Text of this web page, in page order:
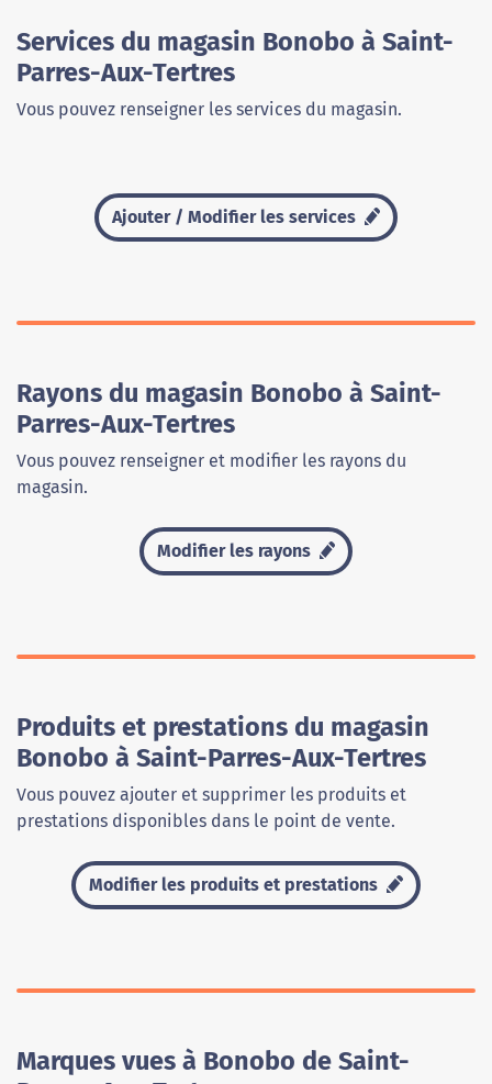
Services du magasin Bonobo à Saint-
Parres-Aux-Tertres
Vous pouvez renseigner les services du magasin.
Ajouter / Modifier les services
Rayons du magasin Bonobo à Saint-
Parres-Aux-Tertres
Vous pouvez renseigner et modifier les rayons du
magasin.
Modifier les rayons
Produits et prestations du magasin
Bonobo à Saint-Parres-Aux-Tertres
Vous pouvez ajouter et supprimer les produits et
prestations disponibles dans le point de vente.
Modifier les produits et prestations
Marques vues à Bonobo de Saint-